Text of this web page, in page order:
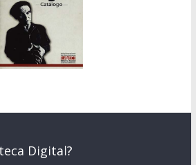
Digital?